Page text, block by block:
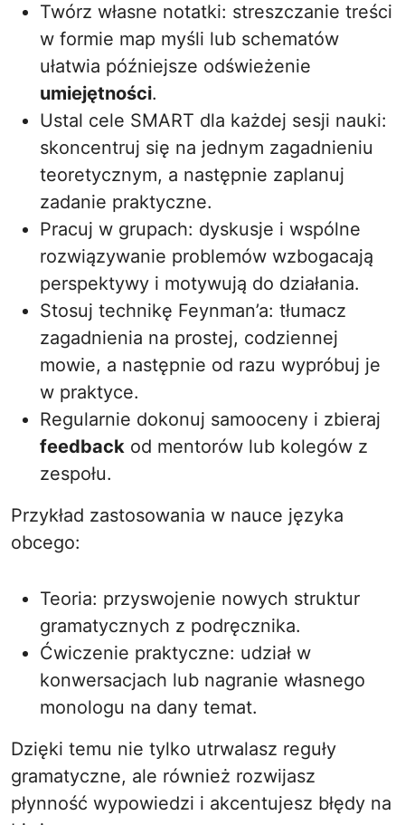
Twórz własne notatki: streszczanie treści
w formie map myśli lub schematów
ułatwia późniejsze odświeżenie
umiejętności.
Ustal cele SMART dla każdej sesji nauki:
skoncentruj się na jednym zagadnieniu
teoretycznym, a następnie zaplanuj
zadanie praktyczne.
Pracuj w grupach: dyskusje i wspólne
rozwiązywanie problemów wzbogacają
perspektywy i motywują do działania.
Stosuj technikę Feynman’a: tłumacz
zagadnienia na prostej, codziennej
mowie, a następnie od razu wypróbuj je
w praktyce.
Regularnie dokonuj samooceny i zbieraj
feedback od mentorów lub kolegów z
zespołu.
Przykład zastosowania w nauce języka
obcego:
Teoria: przyswojenie nowych struktur
gramatycznych z podręcznika.
Ćwiczenie praktyczne: udział w
konwersacjach lub nagranie własnego
monologu na dany temat.
Dzięki temu nie tylko utrwalasz reguły
gramatyczne, ale również rozwijasz
płynność wypowiedzi i akcentujesz błędy na